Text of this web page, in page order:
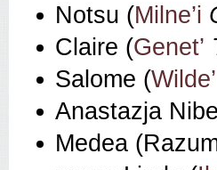
Notsu (Milne’i
Claire (Genet’
Salome (
Anastazja
Medea